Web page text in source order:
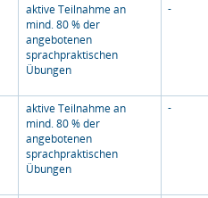
aktive Teilnahme an
mind. 80 % der
angebotenen
sprachpraktischen
Übungen
-
aktive Teilnahme an
mind. 80 % der
angebotenen
sprachpraktischen
Übungen
-